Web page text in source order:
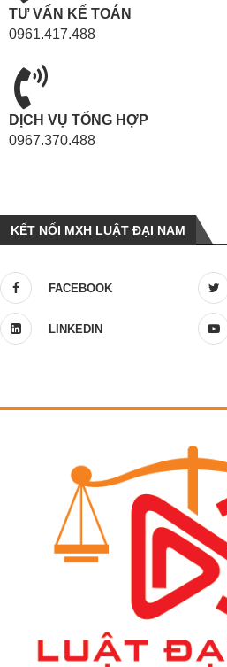
TƯ VẤN KẾ TOÁN
0961.417.488
DỊCH VỤ TỔNG HỢP
0967.370.488
KẾT NỐI MXH LUẬT ĐẠI NAM
FACEBOOK
LINKEDIN